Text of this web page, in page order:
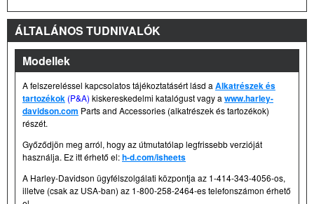
ÁLTALÁNOS TUDNIVALÓK
Modellek
A felszereléssel kapcsolatos tájékoztatásért lásd a Alkatrészek és
tartozékok (P&A) kiskereskedelmi katalógust vagy a www.harley-
davidson.com Parts and Accessories (alkatrészek és tartozékok)
részét.
Győződjön meg arról, hogy az útmutatólap legfrissebb verzióját
használja. Ez itt érhető el:h-d.com/isheets
A Harley-Davidson ügyfélszolgálati központja az 1-414-343-4056-os,
illetve (csak az USA-ban) az 1-800-258-2464-es telefonszámon érhető